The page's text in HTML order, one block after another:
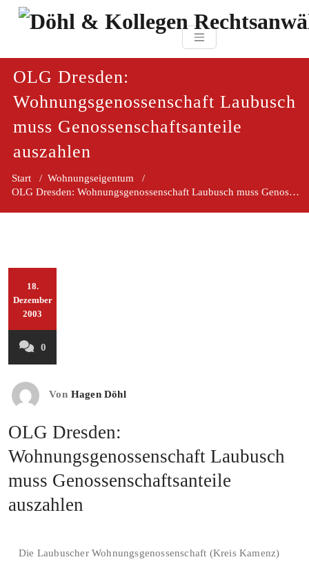
Zum
Döhl & Kollegen
OLG Dresden:
Wohnungsgenossenschaft Laubusch
muss Genossenschaftsanteile
auszahlen
Start / Wohnungseigentum /
OLG Dresden: Wohnungsgenossenschaft Laubusch muss Genossenschaftsanteile auszahlen
18.
Dezember
2003
0
Von Hagen Döhl
OLG Dresden:
Wohnungsgenossenschaft Laubusch
muss Genossenschaftsanteile
auszahlen
Die Laubuscher Wohnungsgenossenschaft (Kreis Kamenz)